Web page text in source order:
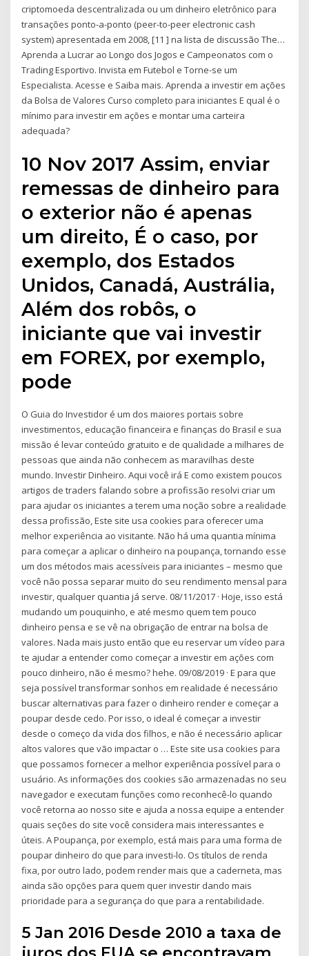
criptomoeda descentralizada ou um dinheiro eletrônico para
transações ponto-a-ponto (peer-to-peer electronic cash
system) apresentada em 2008, [11 ] na lista de discussão The…
Aprenda a Lucrar ao Longo dos Jogos e Campeonatos com o
Trading Esportivo. Invista em Futebol e Torne-se um
Especialista. Acesse e Saiba mais. Aprenda a investir em ações
da Bolsa de Valores Curso completo para iniciantes E qual é o
mínimo para investir em ações e montar uma carteira
adequada?
10 Nov 2017 Assim, enviar
remessas de dinheiro para
o exterior não é apenas
um direito, É o caso, por
exemplo, dos Estados
Unidos, Canadá, Austrália,
Além dos robôs, o
iniciante que vai investir
em FOREX, por exemplo,
pode
O Guia do Investidor é um dos maiores portais sobre
investimentos, educação financeira e finanças do Brasil e sua
missão é levar conteúdo gratuito e de qualidade a milhares de
pessoas que ainda não conhecem as maravilhas deste
mundo. Investir Dinheiro. Aqui você irá E como existem poucos
artigos de traders falando sobre a profissão resolvi criar um
para ajudar os iniciantes a terem uma noção sobre a realidade
dessa profissão, Este site usa cookies para oferecer uma
melhor experiência ao visitante. Não há uma quantia mínima
para começar a aplicar o dinheiro na poupança, tornando esse
um dos métodos mais acessíveis para iniciantes – mesmo que
você não possa separar muito do seu rendimento mensal para
investir, qualquer quantia já serve. 08/11/2017 · Hoje, isso está
mudando um pouquinho, e até mesmo quem tem pouco
dinheiro pensa e se vê na obrigação de entrar na bolsa de
valores. Nada mais justo então que eu reservar um vídeo para
te ajudar a entender como começar a investir em ações com
pouco dinheiro, não é mesmo? hehe. 09/08/2019 · E para que
seja possível transformar sonhos em realidade é necessário
buscar alternativas para fazer o dinheiro render e começar a
poupar desde cedo. Por isso, o ideal é começar a investir
desde o começo da vida dos filhos, e não é necessário aplicar
altos valores que vão impactar o … Este site usa cookies para
que possamos fornecer a melhor experiência possível para o
usuário. As informações dos cookies são armazenadas no seu
navegador e executam funções como reconhecê-lo quando
você retorna ao nosso site e ajuda a nossa equipe a entender
quais seções do site você considera mais interessantes e
úteis. A Poupança, por exemplo, está mais para uma forma de
poupar dinheiro do que para investi-lo. Os títulos de renda
fixa, por outro lado, podem render mais que a caderneta, mas
ainda são opções para quem quer investir dando mais
prioridade para a segurança do que para a rentabilidade.
5 Jan 2016 Desde 2010 a taxa de